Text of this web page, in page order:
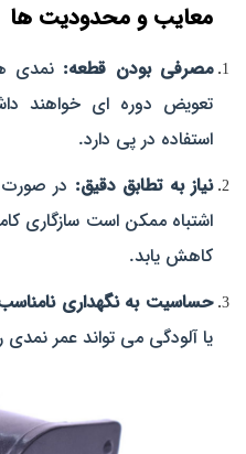
معایب و محدودیت‌ ها
مصرفی بودن قطعه: نمدی‌
تعویض دوره‌ ای خواهند
استفاده در پی دارد.
نیاز به تطابق دقیق: در صورت
اشتباه ممکن است سازگاری
کاهش یابد.
حساسیت به نگهداری
یا آلودگی می‌ تواند عمر